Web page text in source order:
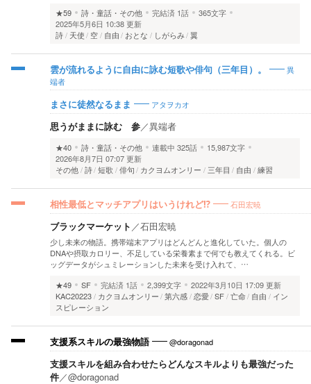
★59 詩・童話・その他 完結済 1話
365文字
2025年5月6日 10:38 更新
詩
天使 空 自由 おとな しがらみ 翼
雲が流れるように自由に詠む短歌や俳句（三年目）。
異
端者
まさに徒然なるまま アタヲカオ
思うがままに詠む 参／異端者
★40 詩・童話・その他 連載中 325話
15,987文字
2026年8月7日 07:07 更新
その他 詩 短歌 俳句 カクヨムオンリー 三年目 自由 練習
相性最低とマッチアプリはいうけれど⁉️ 石田宏暁
ブラックマーケット ／石田宏暁
少し未来の物語。携帯端末アプリはどんどんと進化していた。個人の
DNAや摂取カロリー、不足している栄養素まで何でも教えてくれる。ビ
ッグデータがシュミレーションした未来を受け入れて、…
★49
SF 完結済 1話 2,399文字
2022年3月10日 17:09 更新
KAC20223
カクヨムオンリー 第六感 恋愛 SF 亡命 自由
イン
スピレーション
支援系スキルの最強物語 @doragonad
支援スキルを組み合わせたらどんなスキルよりも最強だった
件／@doragonad